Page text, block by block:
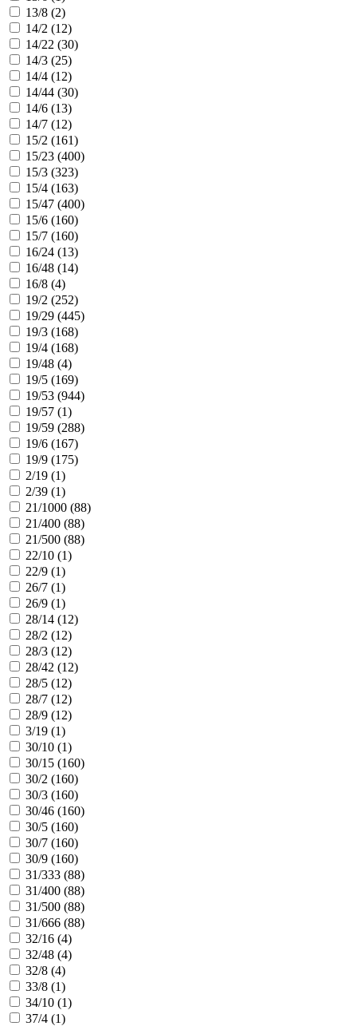
13/8 (2)
14/2 (12)
14/22 (30)
14/3 (25)
14/4 (12)
14/44 (30)
14/6 (13)
14/7 (12)
15/2 (161)
15/23 (400)
15/3 (323)
15/4 (163)
15/47 (400)
15/6 (160)
15/7 (160)
16/24 (13)
16/48 (14)
16/8 (4)
19/2 (252)
19/29 (445)
19/3 (168)
19/4 (168)
19/48 (4)
19/5 (169)
19/53 (944)
19/57 (1)
19/59 (288)
19/6 (167)
19/9 (175)
2/19 (1)
2/39 (1)
21/1000 (88)
21/400 (88)
21/500 (88)
22/10 (1)
22/9 (1)
26/7 (1)
26/9 (1)
28/14 (12)
28/2 (12)
28/3 (12)
28/42 (12)
28/5 (12)
28/7 (12)
28/9 (12)
3/19 (1)
30/10 (1)
30/15 (160)
30/2 (160)
30/3 (160)
30/46 (160)
30/5 (160)
30/7 (160)
30/9 (160)
31/333 (88)
31/400 (88)
31/500 (88)
31/666 (88)
32/16 (4)
32/48 (4)
32/8 (4)
33/8 (1)
34/10 (1)
37/4 (1)